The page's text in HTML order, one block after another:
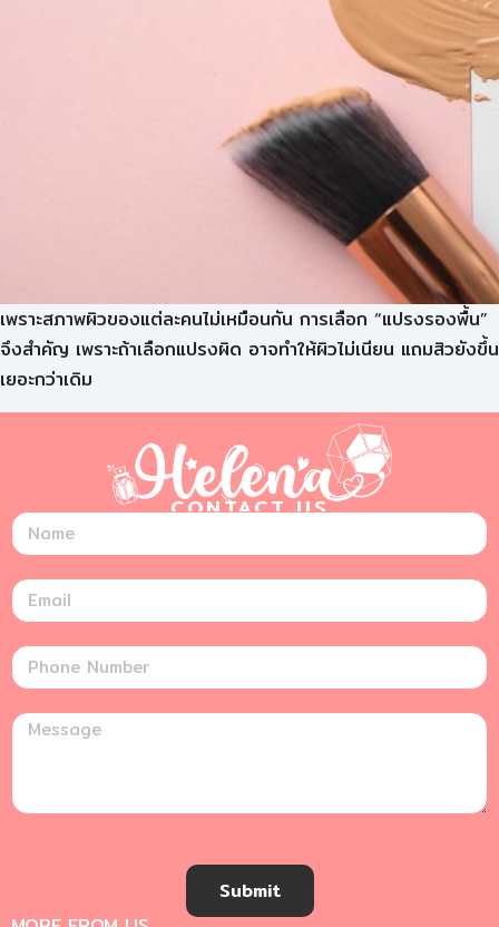
เพราะสภาพผิวของแต่ละคนไม่เหมือนกัน การเลือก “แปรงรองพื้น”
จึงสำคัญ เพราะถ้าเลือกแปรงผิด อาจทำให้ผิวไม่เนียน แถมสิวยังขึ้น
เยอะกว่าเดิม
CONTACT US
Submit